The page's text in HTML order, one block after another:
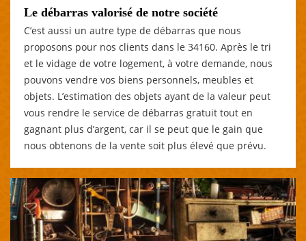
Le débarras valorisé de notre société
C’est aussi un autre type de débarras que nous
proposons pour nos clients dans le 34160. Après le tri
et le vidage de votre logement, à votre demande, nous
pouvons vendre vos biens personnels, meubles et
objets. L’estimation des objets ayant de la valeur peut
vous rendre le service de débarras gratuit tout en
gagnant plus d’argent, car il se peut que le gain que
nous obtenons de la vente soit plus élevé que prévu.